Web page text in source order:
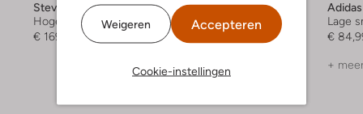
Weigeren Accepteren
Cookie-instellingen
Steve Madden
Hoge sneakers
€ 169,99
Steve Madden
Hoge sneakers
€ 149,99
€ 104,99
Adidas
Lage
€
+